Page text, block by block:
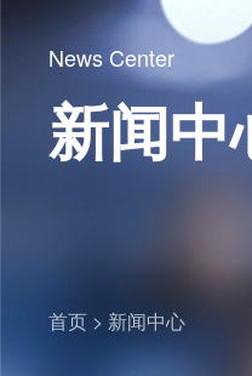
News Center
新闻中
首页 > 新闻中心